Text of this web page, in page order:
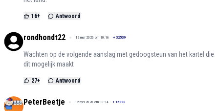
16+ Antwoord
rondhondt22 12 mei 2026 om 10:16 + 32539
Wachten op de volgende aanslag met gedoogsteun van het kartel die
dit mogelijk maakt
27+ Antwoord
PeterBeetje 12 mei 2026 om 10:14 + 15990